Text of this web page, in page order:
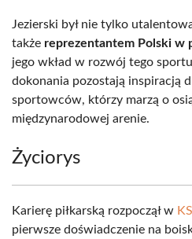
Jezierski był nie tylko
także reprezentantem Polski w
jego wkład w rozwój tego
dokonania pozostają inspiracją
sportowców, którzy marzą o
międzynarodowej arenie.
Życiorys
Karierę piłkarską rozpoczął w
pierwsze doświadczenie na